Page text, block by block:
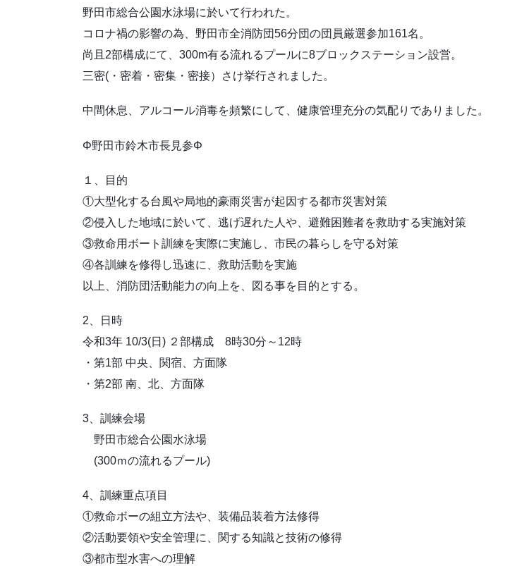
野田市総合公園水泳場に於いて行われた。
コロナ禍の影響の為、野田市全消防団56分団の団員厳選参加161名。
尚且2部構成にて、300m有る流れるプールに8ブロックステーション設営。
三密(・密着・密集・密接）さけ挙行されました。
中間休息、アルコール消毒を頻繁にして、健康管理充分の気配りでありました。
Φ野田市鈴木市長見参Φ
１、目的
①大型化する台風や局地的豪雨災害が起因する都市災害対策
②侵入した地域に於いて、逃げ遅れた人や、避難困難者を救助する実施対策
③救命用ボート訓練を実際に実施し、市民の暮らしを守る対策
④各訓練を修得し迅速に、救助活動を実施
以上、消防団活動能力の向上を、図る事を目的とする。
2、日時
令和3年 10/3(日) ２部構成 8時30分～12時
・第1部 中央、関宿、方面隊
・第2部 南、北、方面隊
3、訓練会場
野田市総合公園水泳場
(300ｍの流れるプール)
4、訓練重点項目
①救命ボーの組立方法や、装備品装着方法修得
②活動要領や安全管理に、関する知識と技術の修得
③都市型水害への理解